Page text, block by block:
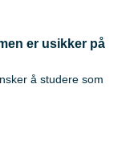
er usikker på
å studere som